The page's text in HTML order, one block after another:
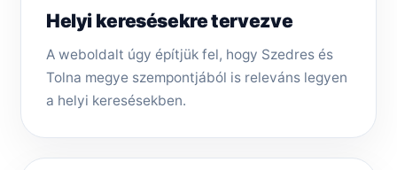
Helyi keresésekre tervezve
A weboldalt úgy építjük fel, hogy Szedres és
Tolna megye szempontjából is releváns legyen
a helyi keresésekben.